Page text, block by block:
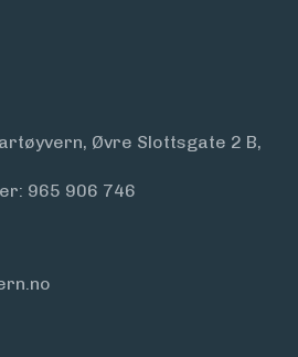
Øvre Slottsgate 2 B,
965 906 746